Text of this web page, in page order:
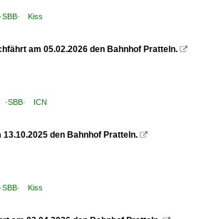
Kiss
am 05.02.2026 den Bahnhof Pratteln. 
·SBB· ICN
den Bahnhof Pratteln. 
Kiss